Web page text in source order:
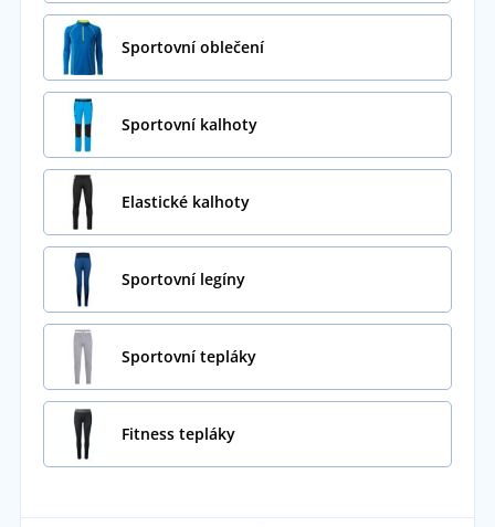
Sportovní oblečení
Sportovní kalhoty
Elastické kalhoty
Sportovní legíny
Sportovní tepláky
Fitness tepláky